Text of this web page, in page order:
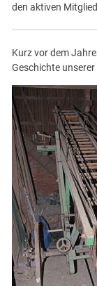
den aktiven
Kurz vor dem
Geschichte